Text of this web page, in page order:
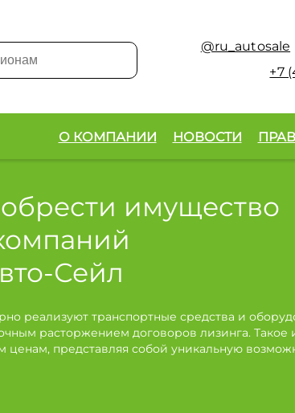
@ru_autosale
+7
О КОМПАНИИ НОВОСТИ
имущество
Сейл
реализуют транспортные средства и
расторжением договоров лизинга. Такое
ценам, представляя собой уникальную